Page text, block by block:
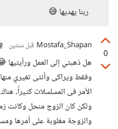
ربنا يهديها 😅
0
Mostafa_Shapan قبل سنتين
هل ذهبتي إلى العمل
وفقط ويراكى وأنتى تغيري
الأمر فى المسلسلات كثيراً،
ولكن كان الزوج منحل وكانت
والزوجة مغلوبة على أمرها